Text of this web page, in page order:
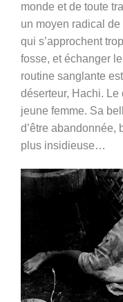
monde et de toute
un moyen radical
qui s’approchent
fosse, et échanger
routine sanglante
déserteur, Hachi. Le
jeune femme. Sa
d’être abandonnée,
plus insidieuse…